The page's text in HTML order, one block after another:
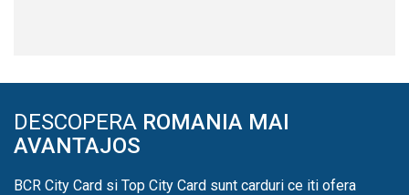
DESCOPERA ROMANIA MAI
AVANTAJOS
BCR City Card si Top City Card sunt carduri ce iti ofera